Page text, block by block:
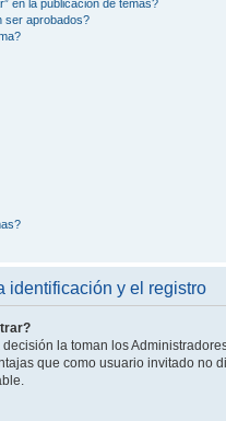
en la publicación de temas?
ser aprobados?
identificación y el registro
la toman los
que como usuario invitado no